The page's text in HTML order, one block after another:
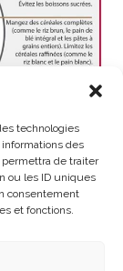
technologies
des
de traiter
ou les ID uniques
consentement
et fonctions.